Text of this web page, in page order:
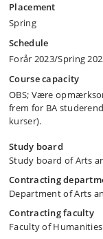
Placement
Spring
Schedule
Forår 2023/Spring
Course capacity
OBS; Være
frem for BA
kurser).
Study board
Study board of Arts
Contracting
Department of Arts
Contracting faculty
Faculty of Humanities